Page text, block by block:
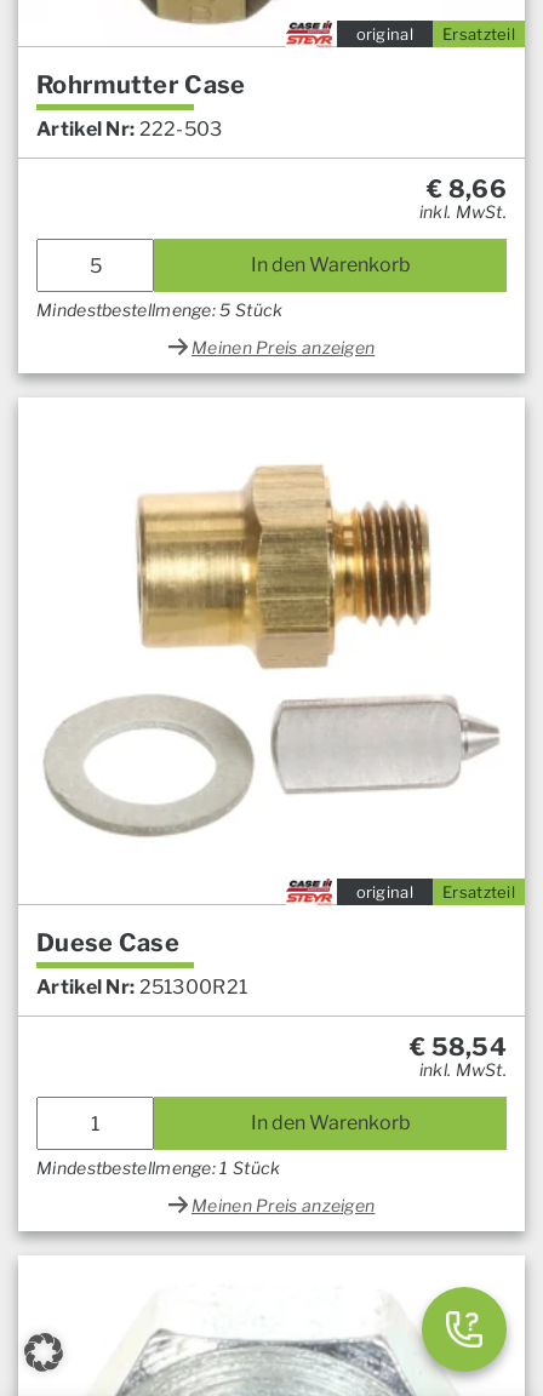
Ersatzteil
original
Rohrmutter Case
Artikel Nr: 222-503
€ 8,66
inkl. MwSt.
In den Warenkorb
Mindestbestellmenge: 5 Stück
Meinen Preis anzeigen
Ersatzteil
original
Duese Case
Artikel Nr: 251300R21
€ 58,54
inkl. MwSt.
In den Warenkorb
Mindestbestellmenge: 1 Stück
Meinen Preis anzeigen